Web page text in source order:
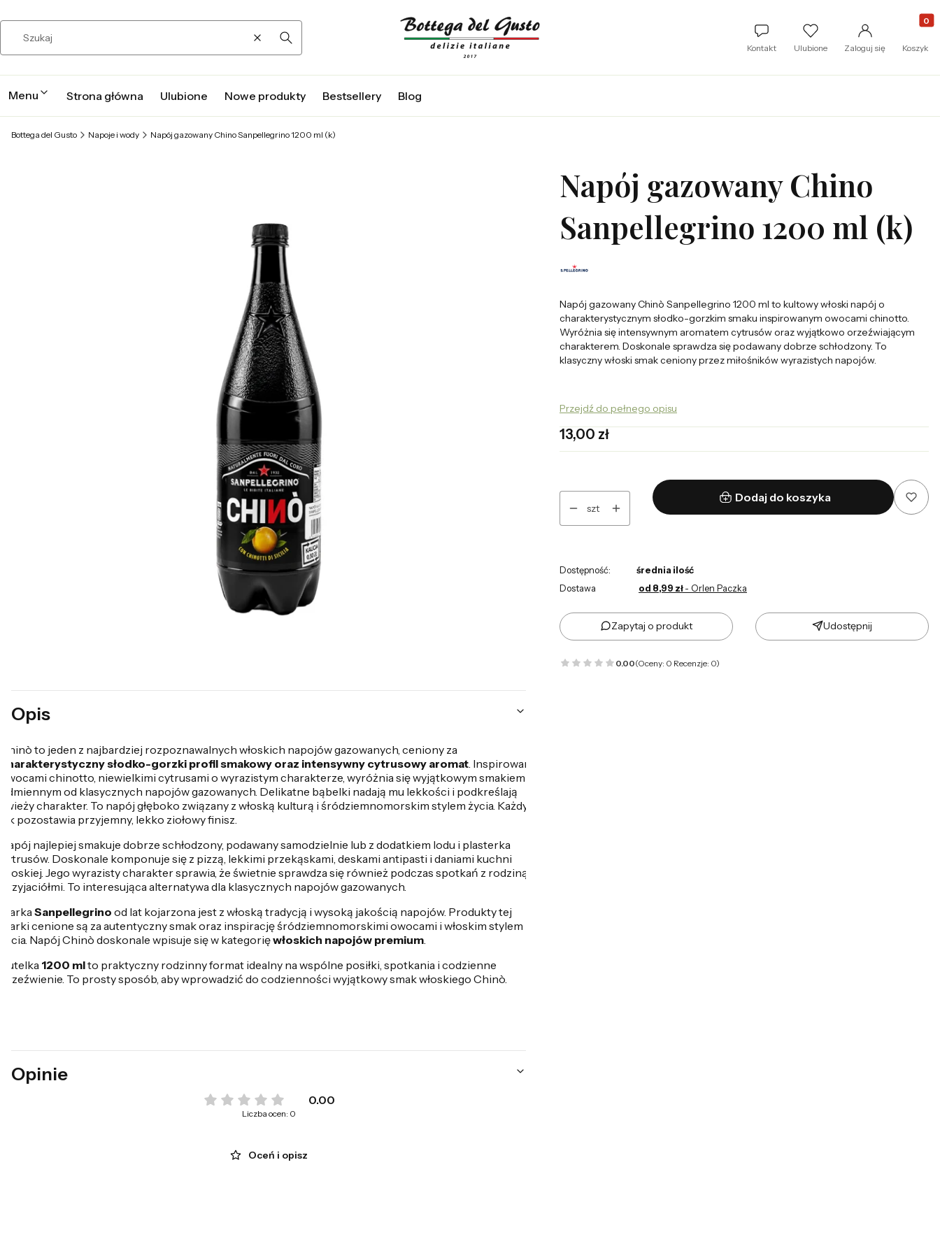
WyczyśćSzukaj Kontakt Ulubione Zaloguj się Koszyk
Menu Strona główna Ulubione Nowe produkty Bestsellery Blog
Bottega del Gusto Napoje i wody Napój gazowany Chino Sanpellegrino 1200 ml (k)
Opis
Chinò to jeden z najbardziej rozpoznawalnych włoskich napojów gazowanych, ceniony za
charakterystyczny słodko-gorzki profil smakowy oraz intensywny cytrusowy aromat. Inspirowany
owocami chinotto, niewielkimi cytrusami o wyrazistym charakterze, wyróżnia się wyjątkowym smakiem
odmiennym od klasycznych napojów gazowanych. Delikatne bąbelki nadają mu lekkości i podkreślają
świeży charakter. To napój głęboko związany z włoską kulturą i śródziemnomorskim stylem życia. Każdy
łyk pozostawia przyjemny, lekko ziołowy finisz.
Napój najlepiej smakuje dobrze schłodzony, podawany samodzielnie lub z dodatkiem lodu i plasterka
cytrusów. Doskonale komponuje się z pizzą, lekkimi przekąskami, deskami antipasti i daniami kuchni
włoskiej. Jego wyrazisty charakter sprawia, że świetnie sprawdza się również podczas spotkań z rodziną i
przyjaciółmi. To interesująca alternatywa dla klasycznych napojów gazowanych.
MarkaSanpellegrino od lat kojarzona jest z włoską tradycją i wysoką jakością napojów. Produkty tej
marki cenione są za autentyczny smak oraz inspirację śródziemnomorskimi owocami i włoskim stylem
życia. Napój Chinò doskonale wpisuje się w kategorięwłoskich napojów premium.
Butelka 1200 mlto praktyczny rodzinny format idealny na wspólne posiłki, spotkania i codzienne
orzeźwienie. To prosty sposób, aby wprowadzić do codzienności wyjątkowy smak włoskiego Chinò.
Opinie
0.00
Liczba ocen: 0
Oceń i opisz
Napój gazowany Chino
Sanpellegrino 1200 ml (k)
Napój gazowany Chinò Sanpellegrino 1200 ml to kultowy włoski napój o
charakterystycznym słodko-gorzkim smaku inspirowanym owocami chinotto.
Wyróżnia się intensywnym aromatem cytrusów oraz wyjątkowo orzeźwiającym
charakterem. Doskonale sprawdza się podawany dobrze schłodzony. To
klasyczny włoski smak ceniony przez miłośników wyrazistych napojów.
Przejdź do pełnego opisu
Cena
13,00 zł
szt
Dodaj do koszyka
Dostępność:
średnia ilość
Dostawa
od 8,99 zł - Orlen Paczka
Zapytaj o produkt Udostępnij
0.00(Oceny: 0 Recenzje: 0)